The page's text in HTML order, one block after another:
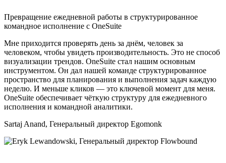
Превращение ежедневной работы в структурированное
командное исполнение с OneSuite
Мне приходится проверять день за днём, человек за
человеком, чтобы увидеть производительность. Это не способ
визуализации трендов. OneSuite стал нашим основным
инструментом. Он дал нашей команде структурированное
пространство для планирования и выполнения задач каждую
неделю. И меньше кликов — это ключевой момент для меня.
OneSuite обеспечивает чёткую структуру для ежедневного
исполнения и командной аналитики.
Sartaj Anand, Генеральный директор Egomonk